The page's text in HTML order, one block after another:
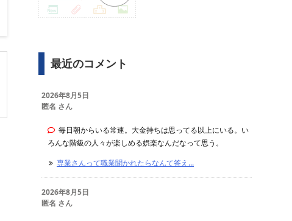
最近のコメント
2026年8月5日
匿名 さん
毎日朝からいる常連。大金持ちは思ってる以上にいる。い
ろんな階級の人々が楽しめる娯楽なんだなって思う。
専業さんって職業聞かれたらなんて答え...
2026年8月5日
匿名 さん